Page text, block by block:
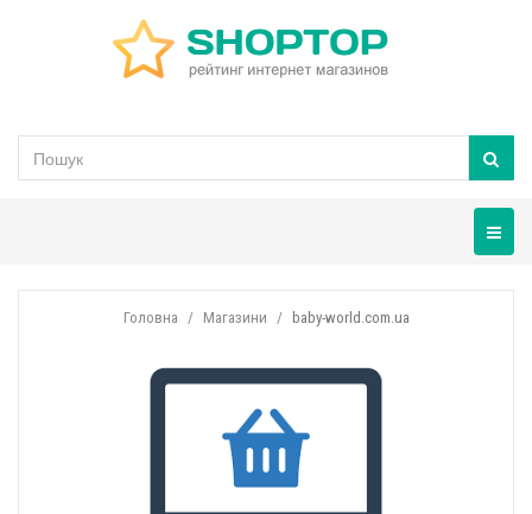
Головна Магазини baby-world.com.ua